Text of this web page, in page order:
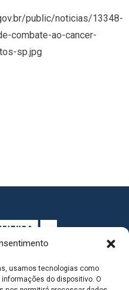
usamos tecnologias como
do dispositivo. O
public/noticias/13348-
combate-ao-cancer-
sp.jpg